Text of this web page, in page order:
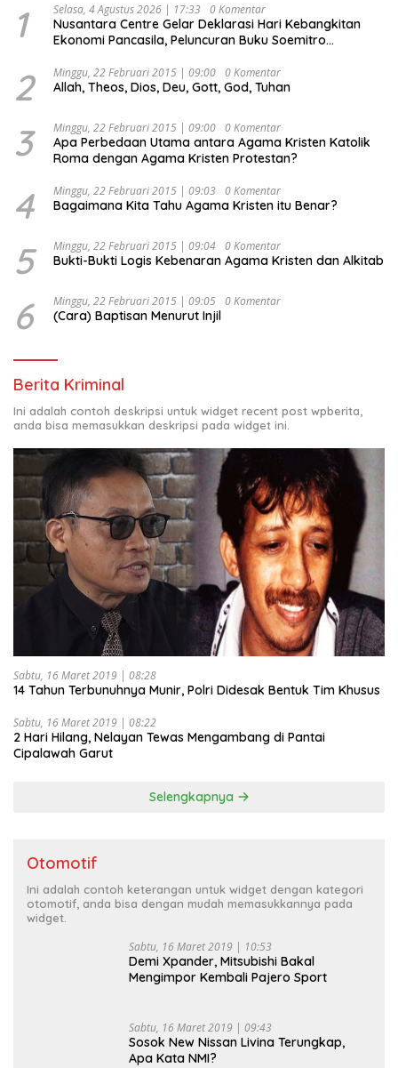
1 Selasa, 4 Agustus 2026 | 17:33 0 Komentar
Nusantara Centre Gelar Deklarasi Hari Kebangkitan
Ekonomi Pancasila, Peluncuran Buku Soemitro
Ekonomi Politik Indonesia) & Simposium Nasional
“Urgensi Undang-Undang Perekonomian Nasional dan
Indonesia Emas 2045”,
2 Minggu, 22 Februari 2015 | 09:00 0 Komentar
Allah, Theos, Dios, Deu, Gott, God, Tuhan
3 Minggu, 22 Februari 2015 | 09:00 0 Komentar
Apa Perbedaan Utama antara Agama Kristen Katolik
Roma dengan Agama Kristen Protestan?
4 Minggu, 22 Februari 2015 | 09:03 0 Komentar
Bagaimana Kita Tahu Agama Kristen itu Benar?
5 Minggu, 22 Februari 2015 | 09:04 0 Komentar
Bukti-Bukti Logis Kebenaran Agama Kristen dan Alkitab
6 Minggu, 22 Februari 2015 | 09:05 0 Komentar
(Cara) Baptisan Menurut Injil
Berita Kriminal
Ini adalah contoh deskripsi untuk widget recent post wpberita,
anda bisa memasukkan deskripsi pada widget ini.
Sabtu, 16 Maret 2019 | 08:28
14 Tahun Terbunuhnya Munir, Polri Didesak Bentuk Tim Khusus
Sabtu, 16 Maret 2019 | 08:22
2 Hari Hilang, Nelayan Tewas Mengambang di Pantai
Cipalawah Garut
Selengkapnya
Otomotif
Ini adalah contoh keterangan untuk widget dengan kategori
otomotif, anda bisa dengan mudah memasukkannya pada
widget.
Sabtu, 16 Maret 2019 | 10:53
Demi Xpander, Mitsubishi Bakal
Mengimpor Kembali Pajero Sport
Sabtu, 16 Maret 2019 | 09:43
Sosok New Nissan Livina Terungkap,
Apa Kata NMI?